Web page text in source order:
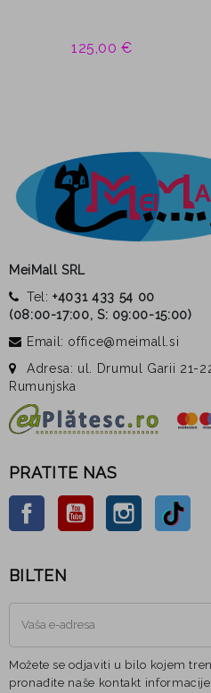
125,00 €
MeiMall SRL
Tel:+4031 433 54 00
(08:00-17:00, S: 09:00-15:00)
Email: office@meimall.si
Adresa: ul. Drumul Garii 21-
Rumunjska
PRATITE NAS
FacebookYouTube Instagram
BILTEN
Možete se odjaviti u bilo kojem
pronađite naše kontakt